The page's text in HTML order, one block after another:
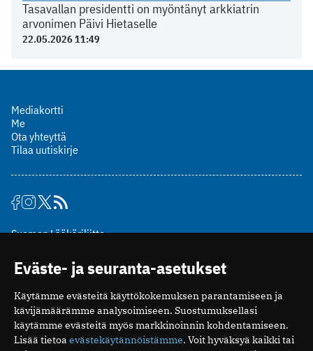
Tasavallan presidentti on myöntänyt arkkiatrin
arvonimen Päivi Hietaselle
22.05.2026 11:49
Mediakortti
Me
Ota yhteyttä
Tilaa uutiskirje
Suomen Lääkäriliitto
00510 Helsinki
puh. (09) 393 091
toimitus@potilaanlaakarilehti.fi
ISSN 2323-9476
Eväste- ja seuranta-asetukset
Käytämme evästeitä käyttökokemuksen parantamiseen ja
kävijämäärämme analysoimiseen. Suostumuksellasi
käytämme evästeitä myös markkinoinnin kohdentamiseen.
Lisää tietoa evästekäytännöistämme. Voit hyväksyä kaikki tai